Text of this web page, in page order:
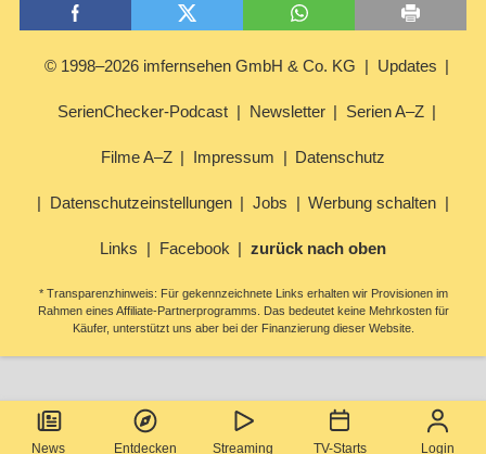
News Entdecken Streaming TV-Starts Login
© 1998–2026 imfernsehen GmbH & Co. KG Updates
SerienChecker-Podcast Newsletter Serien A–Z
Filme A–Z Impressum Datenschutz
Datenschutzeinstellungen Jobs Werbung schalten
Links Facebook zurück nach oben
* Transparenzhinweis: Für gekennzeichnete Links erhalten wir Provisionen im
Rahmen eines Affiliate-Partnerprogramms. Das bedeutet keine Mehrkosten für
Käufer, unterstützt uns aber bei der Finanzierung dieser Website.